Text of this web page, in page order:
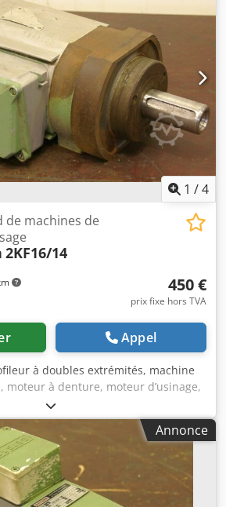
latéralement Dedpfxogx Am Ij
- Quantité : 2 ensembles
de rotation : 1 x 1 360 tr/min,
: par pièce - Dimensions :
370/H480 mm - Poids : 22 kg/pièce
1 /4
machines de
2KF16/14
450 €
prix fixe hors TVA
Appel
à doubles extrémités, machine
moteur à denture, moteur d’usinage,
de broche, moteur de fraisage
- Puissance : 3,7 kW à 2885 tr/min
5,2 kW à 5870 tr/min à 100 Hz -
d’entraînement : Ø 40 mm - Outil :
250/H150 mm - Poids : 36,5 kg
Annonce